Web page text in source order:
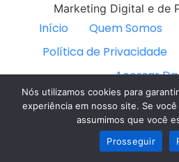
Marketing Digital e de
Início Quem Somos
Política de Privacidade
Acessar
Todos os direitos
Nós utilizamos cookies para
experiência em nosso site. Se
assumimos que você
Prosseguir